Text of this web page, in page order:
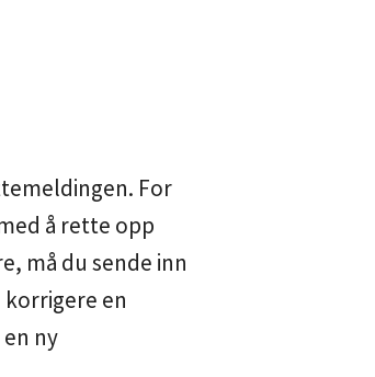
For
å rette opp
må du sende inn
en
ny